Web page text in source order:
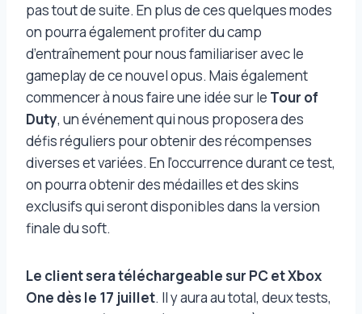
pas tout de suite. En plus de ces quelques modes
on pourra également profiter du camp
d’entraînement pour nous familiariser avec le
gameplay de ce nouvel opus. Mais également
commencer à nous faire une idée sur le Tour of
Duty, un événement qui nous proposera des
défis réguliers pour obtenir des récompenses
diverses et variées. En l’occurrence durant ce test,
on pourra obtenir des médailles et des skins
exclusifs qui seront disponibles dans la version
finale du soft.
Le client sera téléchargeable sur PC et Xbox
One dès le 17 juillet. Il y aura au total, deux tests,